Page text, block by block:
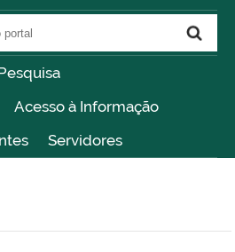
Acesso à Informação
Servidores